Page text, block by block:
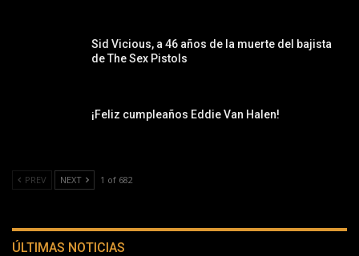
Sid Vicious, a 46 años de la muerte del bajista
de The Sex Pistols
¡Feliz cumpleaños Eddie Van Halen!
PREV NEXT 1 of 682
ÚLTIMAS NOTICIAS